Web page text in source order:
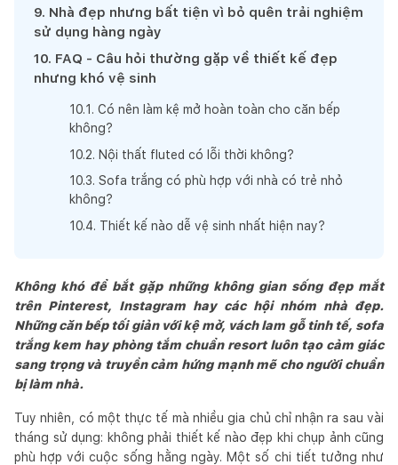
9. Nhà đẹp nhưng bất tiện vì bỏ quên trải nghiệm
sử dụng hàng ngày
10. FAQ - Câu hỏi thường gặp về thiết kế đẹp
nhưng khó vệ sinh
10.1 . Có nên làm kệ mở hoàn toàn cho căn bếp
không?
10.2. Nội thất fluted có lỗi thời không?
10.3. Sofa trắng có phù hợp với nhà có trẻ nhỏ
không?
10.4. Thiết kế nào dễ vệ sinh nhất hiện nay?
Không khó để bắt gặp những không gian sống đẹp mắt
trên Pinterest, Instagram hay các hội nhóm nhà đẹp.
Những căn bếp tối giản với kệ mở, vách lam gỗ tinh tế, sofa
trắng kem hay phòng tắm chuẩn resort luôn tạo cảm giác
sang trọng và truyền cảm hứng mạnh mẽ cho người chuẩn
bị làm nhà.
Tuy nhiên, có một thực tế mà nhiều gia chủ chỉ nhận ra sau vài
tháng sử dụng: không phải thiết kế nào đẹp khi chụp ảnh cũng
phù hợp với cuộc sống hằng ngày. Một số chi tiết tưởng như